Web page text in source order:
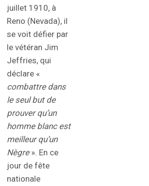
juillet 1910, à
Reno (Nevada), il
se voit défier par
le vétéran Jim
Jeffries, qui
déclare «
combattre dans
le seul but de
prouver qu’un
homme blanc est
meilleur qu’un
Nègre». En ce
jour de fête
nationale